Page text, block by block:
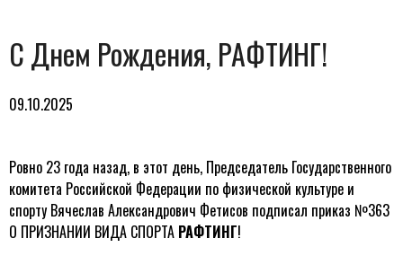
С Днем Рождения, РАФТИНГ!
09.10.2025
Ровно 23 года назад, в этот день, Председатель Государственного
комитета Российской Федерации по физической культуре и
спорту Вячеслав Александрович Фетисов подписал приказ №363
О ПРИЗНАНИИ ВИДА СПОРТА РАФТИНГ!